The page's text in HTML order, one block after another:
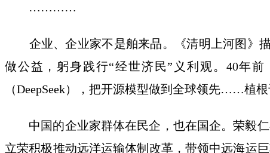
…………
企业、企业家不是舶来品。《清明上河图》描
做公益，躬身践行“经世济民”义利观。40年
（DeepSeek），把开源模型做到全球领先……植
中国的企业家群体在民企，也在国企。荣毅仁
立荣积极推动远洋运输体制改革，带领中远海运